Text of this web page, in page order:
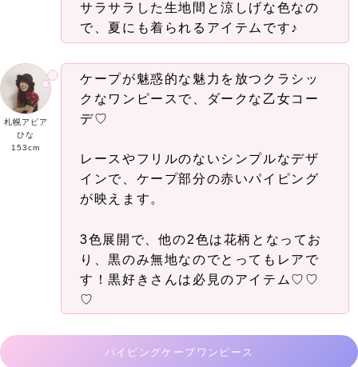
サラサラした生地間と涼しげな色なの
で、夏にも着られるアイテムです♪
札幌アピア
ひな
153cm
ケープが魅惑的な魅力を放つクラシッ
クなワンピースで、ダークな乙女コー
デ♡
レースやフリルのないシンプルなデザ
インで、ケープ部分の赤いパイピング
が映えます。
3色展開で、他の2色は花柄となってお
り、黒のみ無地なのでとってもレアで
す！黒好きさんは必見のアイテム♡♡
♡
パイピングケープワンピース